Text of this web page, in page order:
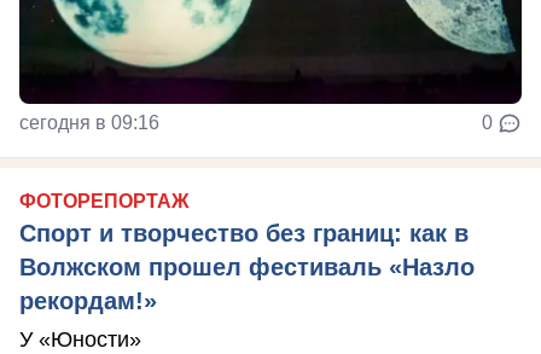
сегодня в 09:16 0
ФОТОРЕПОРТАЖ
Спорт и творчество без границ: как в
Волжском прошел фестиваль «Назло
рекордам!»
У «Юности»